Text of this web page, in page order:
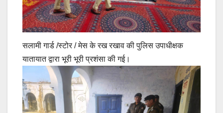
सलामी गार्ड /स्टोर / मेस के रख रखाव की पुलिस उपाधीक्षक
यातायात द्वारा भूरी भूरी प्रशंसा की गई।